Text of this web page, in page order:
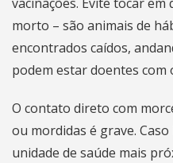
morto – são animais de
encontrados caídos,
podem estar doentes com
O contato direto com
ou mordidas é grave.
unidade de saúde mais